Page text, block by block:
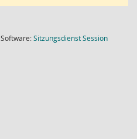
Software:SitzungsdienstSession(Wird in